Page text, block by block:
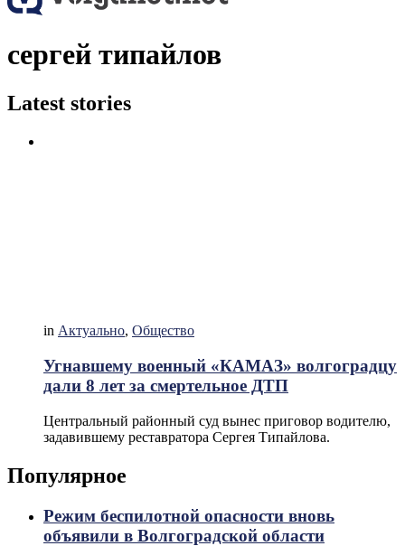
сергей типайлов
Latest stories
in Актуально, Общество
Угнавшему военный «КАМАЗ» волгоградцу
дали 8 лет за смертельное ДТП
Центральный районный суд вынес приговор водителю,
задавившему реставратора Сергея Типайлова.
Популярное
Режим беспилотной опасности вновь
объявили в Волгоградской области